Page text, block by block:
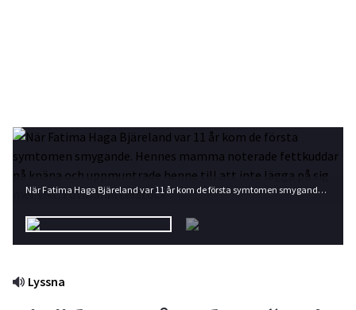
När Fatima Haga Bjäreland var 11 år kom de första symtomen smygande. Hennes mamma noterade fettkuddar på knäna och uppmuntrade henne till att inte lägga på sig mer vikt. Foto: Shutterstock
Lyssna